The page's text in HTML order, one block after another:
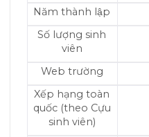
Năm thành lập
Số lượng sinh
viên
Web trường
Xếp hạng toàn
quốc (theo Cựu
sinh viên)